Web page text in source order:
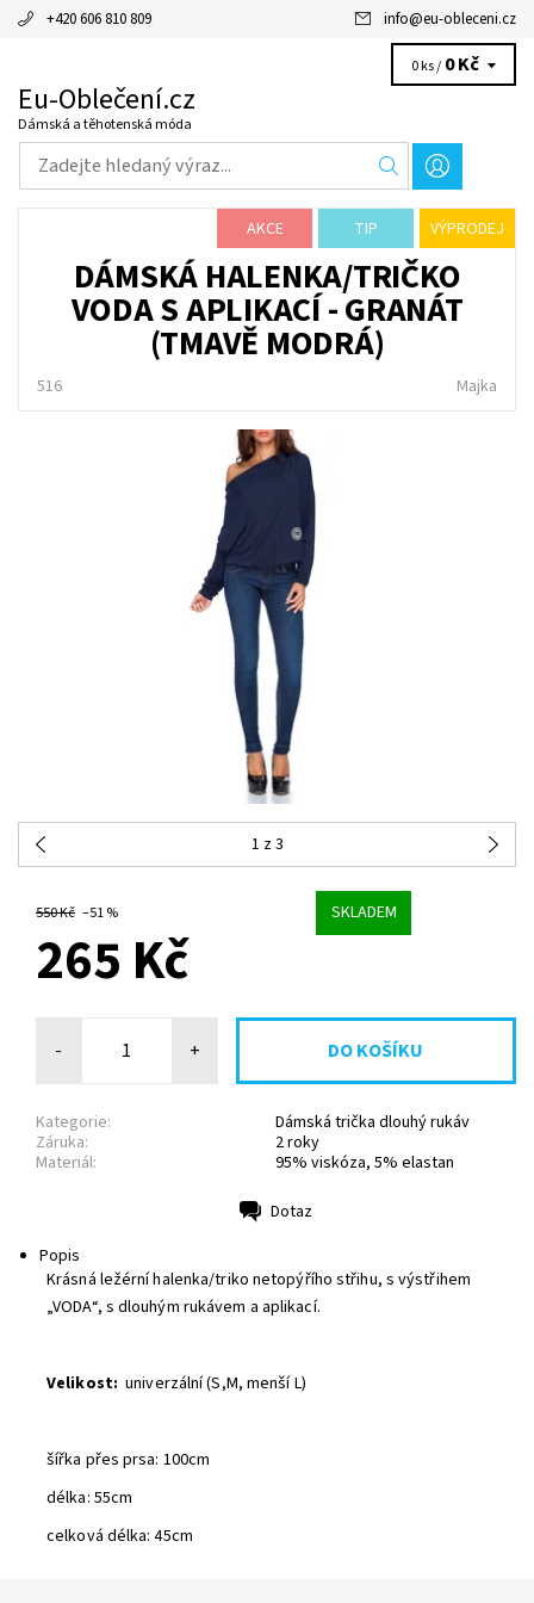
+420 606 810 809 info@eu-obleceni.cz
Eu-Oblečení.cz
Dámská a těhotenská móda
0 ks / 0 Kč
AKCE TIP VÝPRODEJ
DÁMSKÁ HALENKA/TRIČKO
VODA S APLIKACÍ - GRANÁT
(TMAVĚ MODRÁ)
516 Majka
1 z 3
550 Kč –51 % SKLADEM
265 Kč
- +
Kategorie:
Dámská trička dlouhý rukáv
Záruka:
2 roky
Materiál:
95% viskóza, 5% elastan
Dotaz
Popis
Krásná ležérní halenka/triko netopýřího střihu, s výstřihem
„VODA“, s dlouhým rukávem a aplikací.
Velikost: univerzální (S,M, menší L)
šířka přes prsa: 100cm
délka: 55cm
celková délka: 45cm